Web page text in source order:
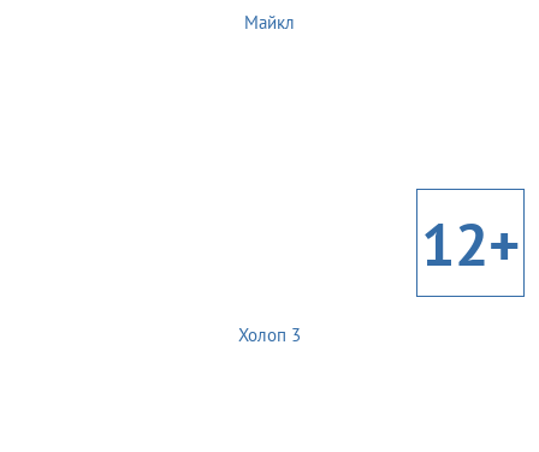
Майкл
12+
Холоп 3